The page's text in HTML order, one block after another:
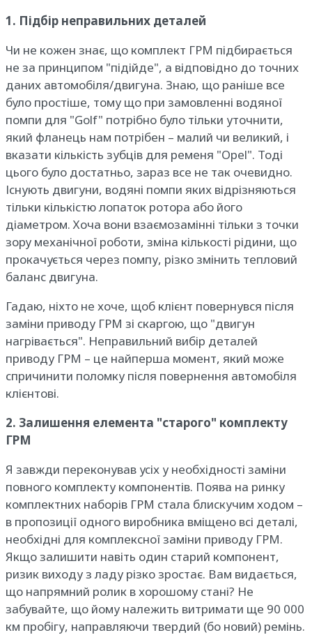
1. Підбір неправильних деталей
Чи не кожен знає, що комплект ГРМ підбирається
не за принципом "підійде", а відповідно до точних
даних автомобіля/двигуна. Знаю, що раніше все
було простіше, тому що при замовленні водяної
помпи для "Golf" потрібно було тільки уточнити,
який фланець нам потрібен – малий чи великий, і
вказати кількість зубців для ременя "Opel". Тоді
цього було достатньо, зараз все не так очевидно.
Існують двигуни, водяні помпи яких відрізняються
тільки кількістю лопаток ротора або його
діаметром. Хоча вони взаємозамінні тільки з точки
зору механічної роботи, зміна кількості рідини, що
прокачується через помпу, різко змінить тепловий
баланс двигуна.
Гадаю, ніхто не хоче, щоб клієнт повернувся після
заміни приводу ГРМ зі скаргою, що "двигун
нагрівається". Неправильний вибір деталей
приводу ГРМ – це найперша момент, який може
спричинити поломку після повернення автомобіля
клієнтові.
2. Залишення елемента "старого" комплекту
ГРМ
Я завжди переконував усіх у необхідності заміни
повного комплекту компонентів. Поява на ринку
комплектних наборів ГРМ стала блискучим ходом –
в пропозиції одного виробника вміщено всі деталі,
необхідні для комплексної заміни приводу ГРМ.
Якщо залишити навіть один старий компонент,
ризик виходу з ладу різко зростає. Вам видається,
що напрямний ролик в хорошому стані? Не
забувайте, що йому належить витримати ще 90 000
км пробігу, направляючи твердий (бо новий) ремінь.